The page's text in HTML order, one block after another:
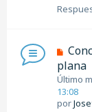
plana
Último
13:08
por